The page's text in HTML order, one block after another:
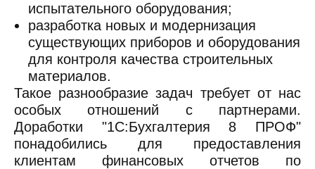
испытательного оборудования;
разработка новых и модернизация
существующих приборов и оборудования
для контроля качества строительных
материалов.
Такое разнообразие задач требует от нас
особых отношений с партнерами.
Доработки "1С:Бухгалтерия 8 ПРОФ"
понадобились для предоставления
клиентам финансовых отчетов по